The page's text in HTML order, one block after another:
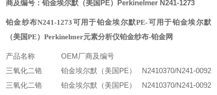
商及编号：铂金埃尔默（美国PE）Perkinelmer N241-1273
铂金纱布N241-1273可用于铂金埃尔默PE-可用于铂金埃尔默
（美国PE）Perkinelmer元素分析仪铂金纱布-铂金网
产品名称
OEM厂商及编号
三氧化二铬
铂金埃尔默（美国PE） N2410370/N241-0092
三氧化二铬
铂金埃尔默（美国PE） N2410370/N241-0092